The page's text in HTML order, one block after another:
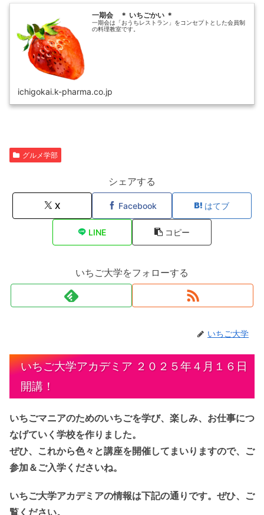
一期会 ＊ いちごかい ＊
一期会は「おうちレストラン」をコンセプトとした会員制
の料理教室です。
ichigokai.k-pharma.co.jp
グルメ学部
シェアする
X Facebook はてブ
LINE コピー
いちご大学をフォローする
いちご大学
いちご大学アカデミア ２０２５年４月１６日
開講！
いちごマニアのためのいちごを学び、楽しみ、お仕事につ
なげていく学校を作りました。
ぜひ、これから色々と講座を開催してまいりますので、ご
参加＆ご入学くださいね。
いちご大学アカデミアの情報は下記の通りです。ぜひ、ご
覧ください。